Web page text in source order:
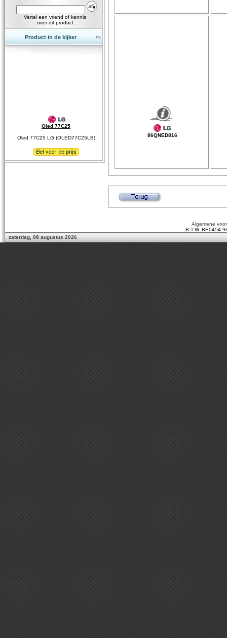
Vertel een vriend of kennis
over dit product
Product in de kijker
Oled 77C25
Oled 77C25 LG (OLED77C25LB) 86QNED816
Algemene
B.T.W.
zaterdag, 08 augustus 2026